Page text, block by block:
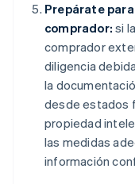
Prepárate
comprador: si
comprador
diligencia
la
desde estados
propiedad
las medidas
información